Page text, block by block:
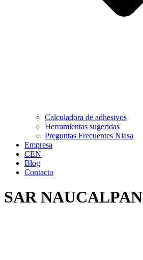
Calculadora de adhesivos
Herramientas sugeridas
Preguntas Frecuentes Niasa
Empresa
CEN
Blog
Contacto
SAR NAUCALPAN